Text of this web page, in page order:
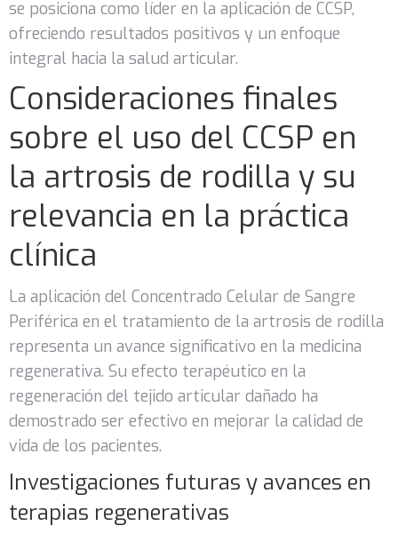
se posiciona como líder en la aplicación de CCSP,
ofreciendo resultados positivos y un enfoque
integral hacia la salud articular.
Consideraciones finales
sobre el uso del CCSP en
la artrosis de rodilla y su
relevancia en la práctica
clínica
La aplicación del Concentrado Celular de Sangre
Periférica en el tratamiento de la artrosis de rodilla
representa un avance significativo en la medicina
regenerativa. Su efecto terapéutico en la
regeneración del tejido articular dañado ha
demostrado ser efectivo en mejorar la calidad de
vida de los pacientes.
Investigaciones futuras y avances en
terapias regenerativas